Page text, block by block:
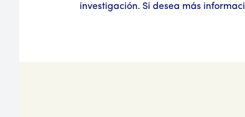
investigación. Si desea más